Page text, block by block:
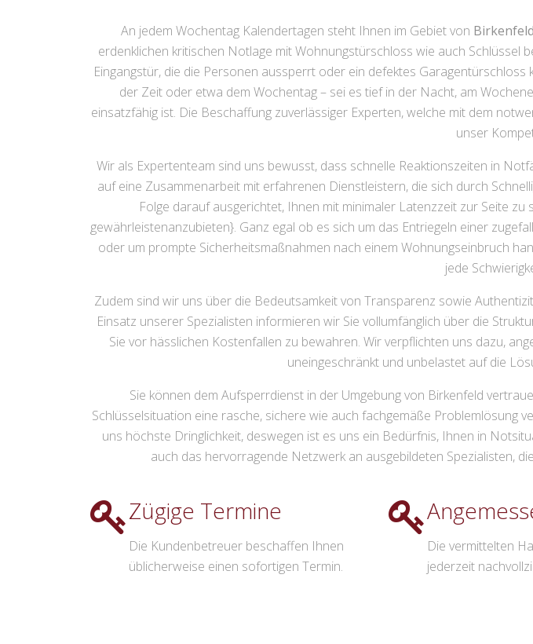
An jedem Wochentag Kalendertagen steht Ihnen im Gebiet von
erdenklichen kritischen Notlage mit Wohnungstürschloss wie auch
Eingangstür, die die Personen aussperrt oder ein defektes
der Zeit oder etwa dem Wochentag – sei es tief in der Nacht, am
einsatzfähig ist. Die Beschaffung zuverlässiger Experten, welche mit dem
unser
Wir als Expertenteam sind uns bewusst, dass schnelle Reaktionszeiten in
auf eine Zusammenarbeit mit erfahrenen Dienstleistern, die sich durch
Folge darauf ausgerichtet, Ihnen mit minimaler Latenzzeit zur Seite
gewährleistenanzubieten}. Ganz egal ob es sich um das Entriegeln einer
oder um prompte Sicherheitsmaßnahmen nach einem Wohnungseinbruch
jede
Zudem sind wir uns über die Bedeutsamkeit von Transparenz sowie
Einsatz unserer Spezialisten informieren wir Sie vollumfänglich über die
Sie vor hässlichen Kostenfallen zu bewahren. Wir verpflichten uns dazu,
uneingeschränkt und unbelastet auf die
Sie können dem Aufsperrdienst in der Umgebung von Birkenfeld
Schlüsselsituation eine rasche, sichere wie auch fachgemäße Problemlösung
uns höchste Dringlichkeit, deswegen ist es uns ein Bedürfnis, Ihnen in
auch das hervorragende Netzwerk an ausgebildeten Spezialisten,
Zügige Termine
Die Kundenbetreuer beschaffen Ihnen
üblicherweise einen sofortigen Termin.
Die vermittelten
jederzeit